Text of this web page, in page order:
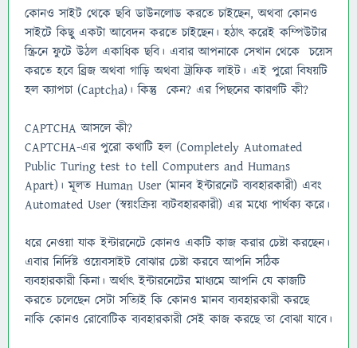
কোনও সাইট থেকে ছবি ডাউনলোড করতে চাইছেন, অথবা কোনও
সাইটে কিছু একটা আবেদন করতে চাইছেন। হঠাৎ করেই কম্পিউটার
স্ক্রিনে ফুটে উঠল একাধিক ছবি। এবার আপনাকে সেখান থেকে চয়েস
করতে হবে ব্রিজ অথবা গাড়ি অথবা ট্রাফিক লাইট। এই পুরো বিষয়টি
হল ক্যাপচা (Captcha)। কিন্তু কেন? এর পিছনের কারণটি কী?
CAPTCHA আসলে কী?
CAPTCHA-এর পুরো কথাটি হল (Completely Automated
Public Turing test to tell Computers and Humans
Apart)। মূলত Human User (মানব ইন্টারনেট ব্যবহারকারী) এবং
Automated User (স্বয়ংক্রিয় ব্যটবহারকারী) এর মধ্যে পার্থক্য করে।
ধরে নেওয়া যাক ইন্টারনেটে কোনও একটি কাজ করার চেষ্টা করছেন।
এবার নির্দিষ্ট ওয়েবসাইট বোঝার চেষ্টা করবে আপনি সঠিক
ব্যবহারকারী কিনা। অর্থাৎ ইন্টারনেটের মাধ্যমে আপনি যে কাজটি
করতে চলেছেন সেটা সত্যিই কি কোনও মানব ব্যবহারকারী করছে
নাকি কোনও রোবোটিক ব্যবহারকারী সেই কাজ করছে তা বোঝা যাবে।